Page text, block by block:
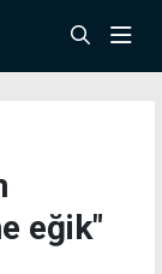
eğik"